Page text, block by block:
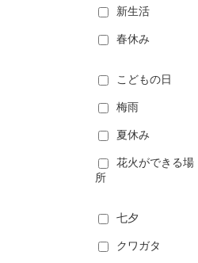
新生活
春休み
こどもの日
梅雨
夏休み
花火ができる場
所
七夕
クワガタ